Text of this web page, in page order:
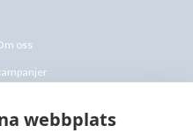
oss
webbplats